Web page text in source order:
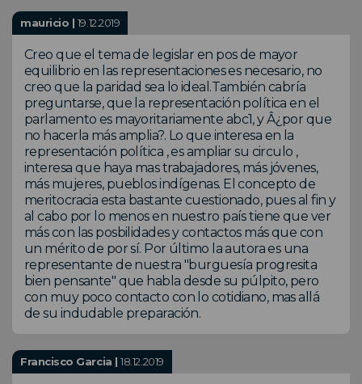
mauricio | 19.12.2019
Creo que el tema de legislar en pos de mayor
equilibrio en las representaciones es necesario, no
creo que la paridad sea lo ideal.También cabría
preguntarse, que la representación política en el
parlamento es mayoritariamente abc1, y Â¿por que
no hacerla más amplia?. Lo que interesa en la
representación política , es ampliar su circulo ,
interesa que haya mas trabajadores, más jóvenes,
más mujeres, pueblos indígenas. El concepto de
meritocracia esta bastante cuestionado, pues al fin y
al cabo por lo menos en nuestro país tiene que ver
más con las posbilidades y contactos más que con
un mérito de por sí. Por último la autora es una
representante de nuestra "burguesía progresita
bien pensante" que habla desde su púlpito, pero
con muy poco contacto con lo cotidiano, mas allá
de su indudable preparación.
Francisco Garcia |18.12.2019